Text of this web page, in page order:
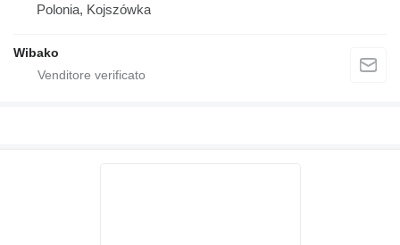
Polonia, Kojszówka
Wibako